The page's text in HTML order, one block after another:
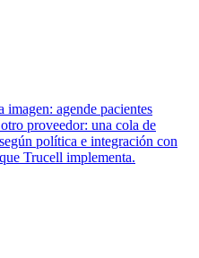
imagen: agende pacientes
proveedor: una cola de
política e integración con
Trucell implementa.